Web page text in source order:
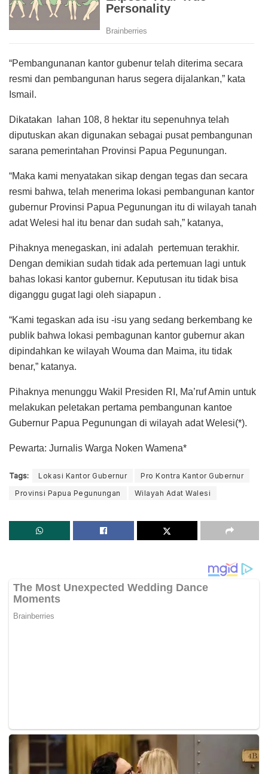
“Pembangunanan kantor gubenur telah diterima secara
resmi dan pembangunan harus segera dijalankan,” kata
Ismail.
Dikatakan lahan 108, 8 hektar itu sepenuhnya telah
diputuskan akan digunakan sebagai pusat pembangunan
sarana pemerintahan Provinsi Papua Pegunungan.
“Maka kami menyatakan sikap dengan tegas dan secara
resmi bahwa, telah menerima lokasi pembangunan kantor
gubernur Provinsi Papua Pegunungan itu di wilayah tanah
adat Welesi hal itu benar dan sudah sah,” katanya,
Pihaknya menegaskan, ini adalah pertemuan terakhir.
Dengan demikian sudah tidak ada pertemuan lagi untuk
bahas lokasi kantor gubernur. Keputusan itu tidak bisa
diganggu gugat lagi oleh siapapun .
“Kami tegaskan ada isu -isu yang sedang berkembang ke
publik bahwa lokasi pembagunan kantor gubernur akan
dipindahkan ke wilayah Wouma dan Maima, itu tidak
benar,” katanya.
Pihaknya menunggu Wakil Presiden RI, Ma’ruf Amin untuk
melakukan peletakan pertama pembangunan kantoe
Gubernur Papua Pegunungan di wilayah adat Welesi(*).
Pewarta: Jurnalis Warga Noken Wamena*
Tags: Lokasi Kantor Gubernur
Pro Kontra Kantor Gubernur
Provinsi Papua Pegunungan
Wilayah Adat Walesi